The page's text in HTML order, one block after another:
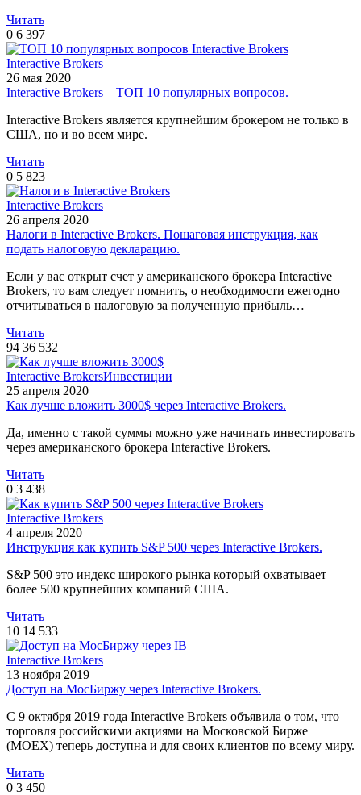
Читать
0 6 397
Interactive Brokers
26 мая 2020
Interactive Brokers – ТОП 10 популярных вопросов.
Interactive Brokers является крупнейшим брокером не только в
США, но и во всем мире.
Читать
0 5 823
Interactive Brokers
26 апреля 2020
Налоги в Interactive Brokers. Пошаговая инструкция, как
подать налоговую декларацию.
Если у вас открыт счет у американского брокера Interactive
Brokers, то вам следует помнить, о необходимости ежегодно
отчитываться в налоговую за полученную прибыль…
Читать
94 36 532
Interactive BrokersИнвестиции
25 апреля 2020
Как лучше вложить 3000$ через Interactive Brokers.
Да, именно с такой суммы можно уже начинать инвестировать
через американского брокера Interactive Brokers.
Читать
0 3 438
Interactive Brokers
4 апреля 2020
Инструкция как купить S&P 500 через Interactive Brokers.
S&P 500 это индекс широкого рынка который охватывает
более 500 крупнейших компаний США.
Читать
10 14 533
Interactive Brokers
13 ноября 2019
Доступ на МосБиржу через Interactive Brokers.
С 9 октября 2019 года Interactive Brokers объявила о том, что
торговля российскими акциями на Московской Бирже
(MOEX) теперь доступна и для своих клиентов по всему миру.
Читать
0 3 450